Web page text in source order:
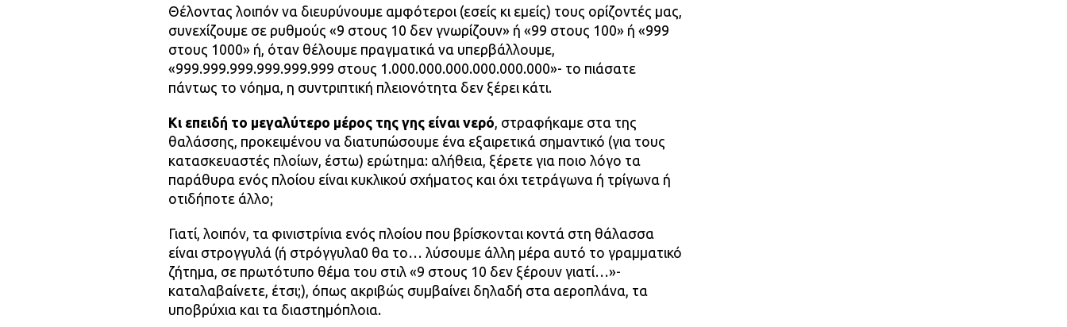
Θέλοντας λοιπόν να διευρύνουμε αμφότεροι (εσείς κι εμείς) τους ορίζοντές μας,
συνεχίζουμε σε ρυθμούς «9 στους 10 δεν γνωρίζουν» ή «99 στους 100» ή «999
στους 1000» ή, όταν θέλουμε πραγματικά να υπερβάλλουμε,
«999.999.999.999.999.999 στους 1.000.000.000.000.000.000»- το πιάσατε
πάντως το νόημα, η συντριπτική πλειονότητα δεν ξέρει κάτι.
Κι επειδή το μεγαλύτερο μέρος της γης είναι νερό, στραφήκαμε στα της
θαλάσσης, προκειμένου να διατυπώσουμε ένα εξαιρετικά σημαντικό (για τους
κατασκευαστές πλοίων, έστω) ερώτημα: αλήθεια, ξέρετε για ποιο λόγο τα
παράθυρα ενός πλοίου είναι κυκλικού σχήματος και όχι τετράγωνα ή τρίγωνα ή
οτιδήποτε άλλο;
Γιατί, λοιπόν, τα φινιστρίνια ενός πλοίου που βρίσκονται κοντά στη θάλασσα
είναι στρογγυλά (ή στρόγγυλα0 θα το… λύσουμε άλλη μέρα αυτό το γραμματικό
ζήτημα, σε πρωτότυπο θέμα του στιλ «9 στους 10 δεν ξέρουν γιατί…»-
καταλαβαίνετε, έτσι;), όπως ακριβώς συμβαίνει δηλαδή στα αεροπλάνα, τα
υποβρύχια και τα διαστημόπλοια.